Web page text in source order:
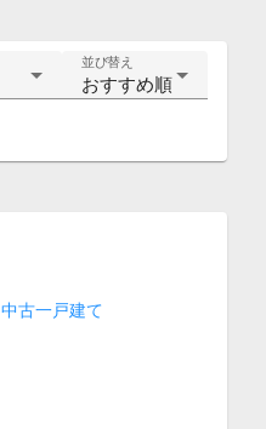
並び替え
おすすめ順
中古一戸建て